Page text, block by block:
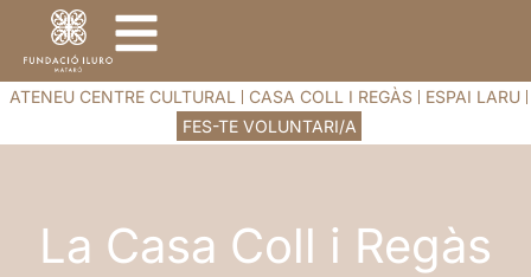
ATENEU CENTRE CULTURAL CASA COLL I REGÀS
ESPAI LARU
FES-TE VOLUNTARI/A
La Casa Coll i Regàs